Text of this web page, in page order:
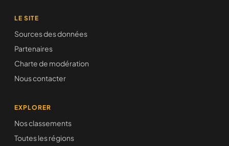
LE SITE
Sources des données
Partenaires
Charte de modération
Nous contacter
EXPLORER
Nos classements
Toutes les régions